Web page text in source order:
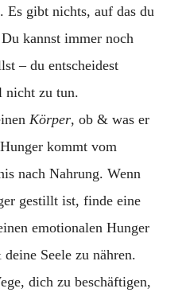
Es gibt nichts, auf das du
kannst immer noch
– du entscheidest
nicht zu tun.
Körper, ob & was er
kommt vom
nach Nahrung. Wenn
gestillt ist, finde eine
emotionalen Hunger
Seele zu nähren.
dich zu beschäftigen,